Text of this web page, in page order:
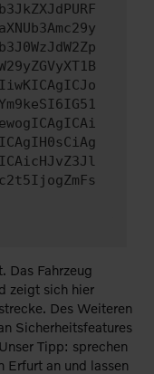
Das Fahrzeug
zeigt sich hier
Des Weiteren
Sicherheitsfeatures
Tipp: sprechen
Erfurt an und lassen